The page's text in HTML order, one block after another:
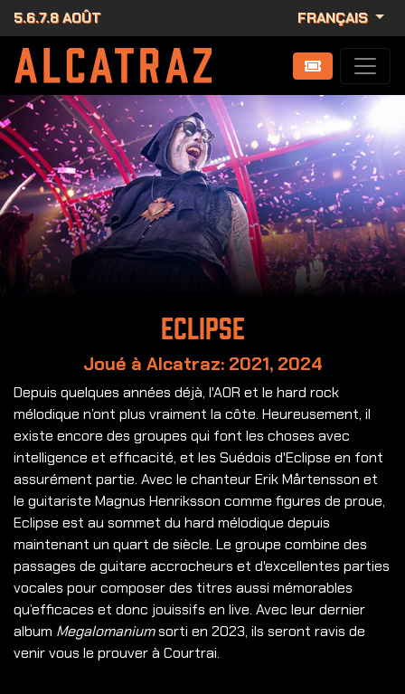
5.6.7.8 AOÛT FRANÇAIS
Eclipse
Joué à Alcatraz: 2021, 2024
Depuis quelques années déjà, l'AOR et le hard rock
mélodique n’ont plus vraiment la côte. Heureusement, il
existe encore des groupes qui font les choses avec
intelligence et efficacité, et les Suédois d'Eclipse en font
assurément partie. Avec le chanteur Erik Mårtensson et
le guitariste Magnus Henriksson comme figures de proue,
Eclipse est au sommet du hard mélodique depuis
maintenant un quart de siècle. Le groupe combine des
passages de guitare accrocheurs et d'excellentes parties
vocales pour composer des titres aussi mémorables
qu’efficaces et donc jouissifs en live. Avec leur dernier
album Megalomaniumsorti en 2023, ils seront ravis de
venir vous le prouver à Courtrai.